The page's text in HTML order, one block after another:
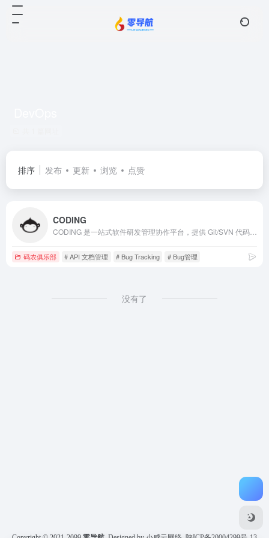
排序 发布 更新 浏览 点赞
CODING
码农俱乐部 # API 文档管理 # Bug Tracking # Bug管理
没有了